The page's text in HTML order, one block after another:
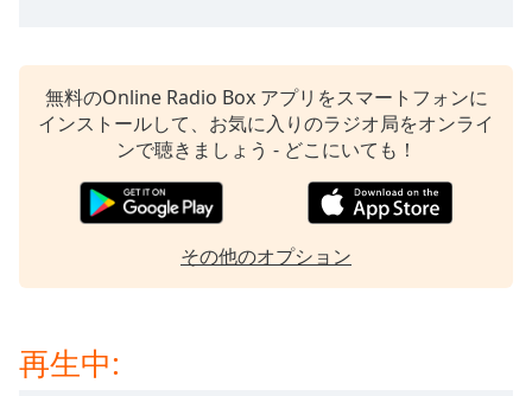
Playback
Rate
Chapters
Chapters
Descriptions
off,
Subtitles
無料のOnline Radio Box アプリをスマートフォンに
インストールして、お気に入りのラジオ局をオンライ
ンで聴きましょう - どこにいても！
その他のオプション
再生中: